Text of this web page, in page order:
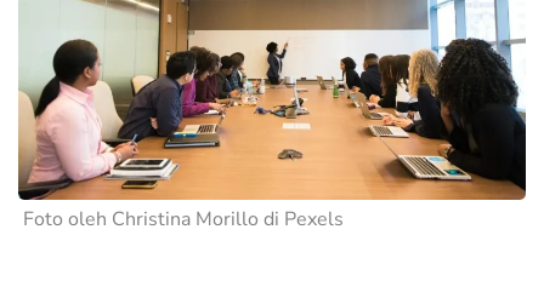
Foto oleh Christina Morillo di Pexels